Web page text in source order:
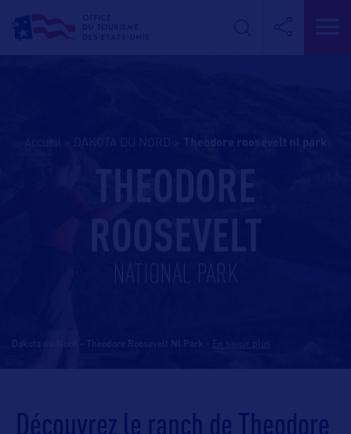
Découvrez le ranch de Theodore